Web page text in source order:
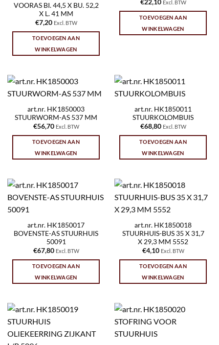
VOORAS BI. 44,5 X BU. 52,2
X L. 41 MM
€7,20 Excl. BTW
TOEVOEGEN AAN
WINKELWAGEN
€22,10 Excl. BTW
TOEVOEGEN AAN
WINKELWAGEN
art.nr. HK1850003
STUURWORM-AS 537 MM
€56,70 Excl. BTW
TOEVOEGEN AAN
WINKELWAGEN
art.nr. HK1850011
STUURKOLOMBUIS
€68,80 Excl. BTW
TOEVOEGEN AAN
WINKELWAGEN
art.nr. HK1850017
BOVENSTE-AS STUURHUIS
50091
€67,80 Excl. BTW
TOEVOEGEN AAN
WINKELWAGEN
art.nr. HK1850018
STUURHUIS-BUS 35 X 31,7
X 29,3 MM 5552
€4,10 Excl. BTW
TOEVOEGEN AAN
WINKELWAGEN